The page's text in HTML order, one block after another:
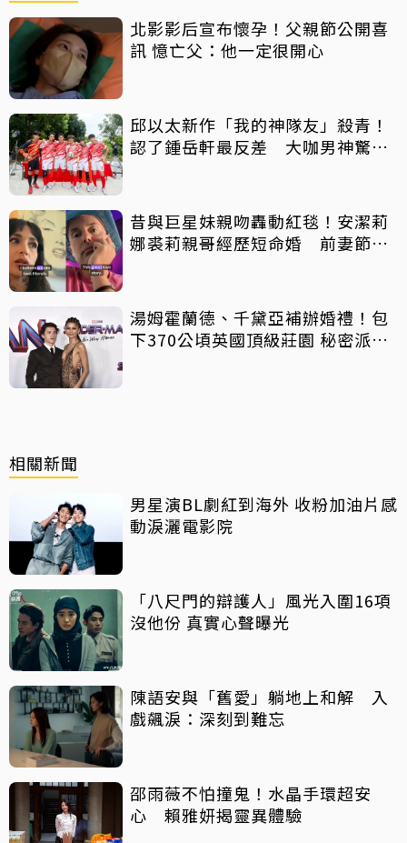
北影影后宣布懷孕！父親節公開喜
訊 憶亡父：他一定很開心
邱以太新作「我的神隊友」殺青！
認了鍾岳軒最反差 大咖男神驚喜
昔與巨星妹親吻轟動紅毯！安潔莉
娜裘莉親哥經歷短命婚 前妻節目
湯姆霍蘭德、千黛亞補辦婚禮！包
下370公頃英國頂級莊園 秘密派對
相關新聞
男星演BL劇紅到海外 收粉加油片感
動淚灑電影院
「八尺門的辯護人」風光入圍16項
沒他份 真實心聲曝光
陳語安與「舊愛」躺地上和解 入
戲飆淚：深刻到難忘
邵雨薇不怕撞鬼！水晶手環超安
心 賴雅妍揭靈異體驗